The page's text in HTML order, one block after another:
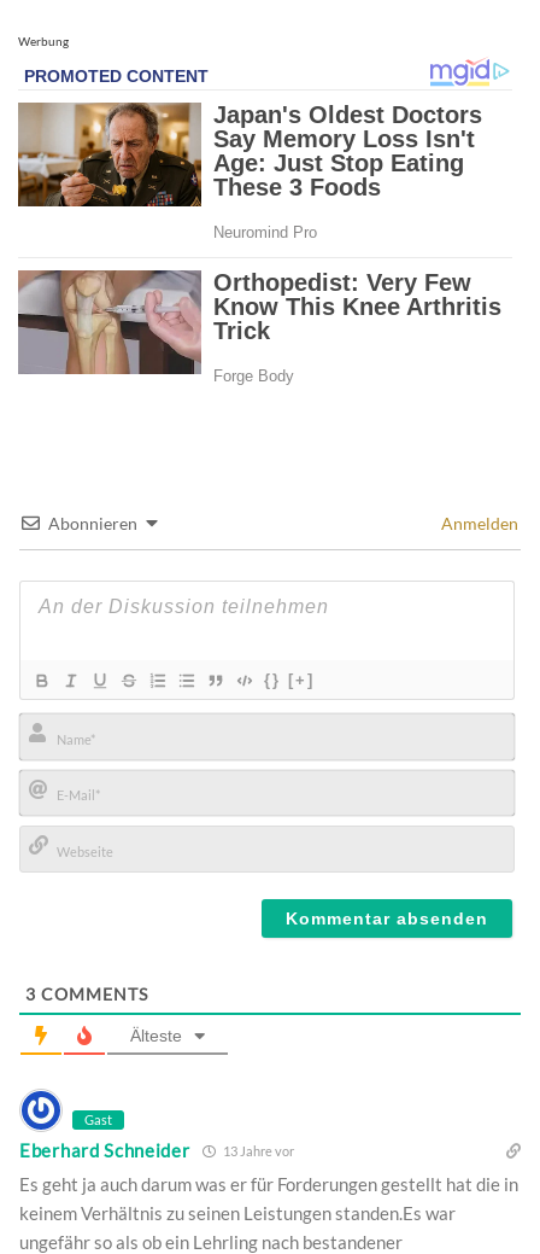
Werbung
Abonnieren Anmelden
{} [+]
Name*
E-
Mail*
3 COMMENTS
Älteste
Gast
Eberhard Schneider 13 Jahre vor
Es geht ja auch darum was er für Forderungen gestellt hat die in
keinem Verhältnis zu seinen Leistungen standen.Es war
ungefähr so als ob ein Lehrling nach bestandener